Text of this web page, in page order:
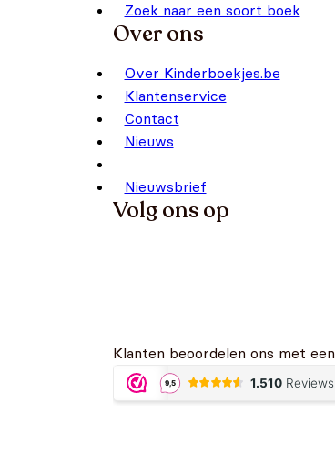
Zoek naar een soort boek
Over ons
Over Kinderboekjes.be
Klantenservice
Contact
Nieuws
Nieuwsbrief
Volg ons op
Klanten beoordelen ons met een